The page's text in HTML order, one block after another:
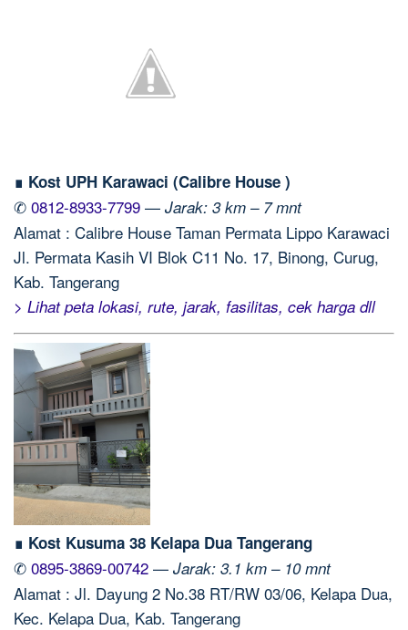
∎ Kost UPH Karawaci (Calibre House )
✆ 0812-8933-7799 — Jarak: 3 km – 7 mnt
Alamat : Calibre House Taman Permata Lippo Karawaci
Jl. Permata Kasih VI Blok C11 No. 17, Binong, Curug,
Kab. Tangerang
> Lihat peta lokasi, rute, jarak, fasilitas, cek harga dll
∎ Kost Kusuma 38 Kelapa Dua Tangerang
✆ 0895-3869-00742 — Jarak: 3.1 km – 10 mnt
Alamat : Jl. Dayung 2 No.38 RT/RW 03/06, Kelapa Dua,
Kec. Kelapa Dua, Kab. Tangerang